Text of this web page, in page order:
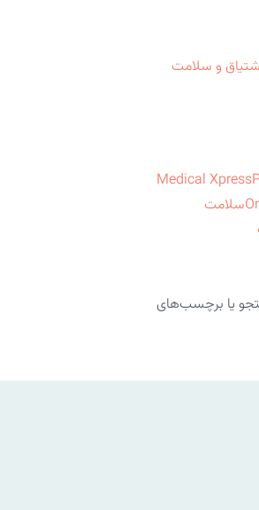
و سلامت
Medical Xpress
سلامت
یا برچسب‌های